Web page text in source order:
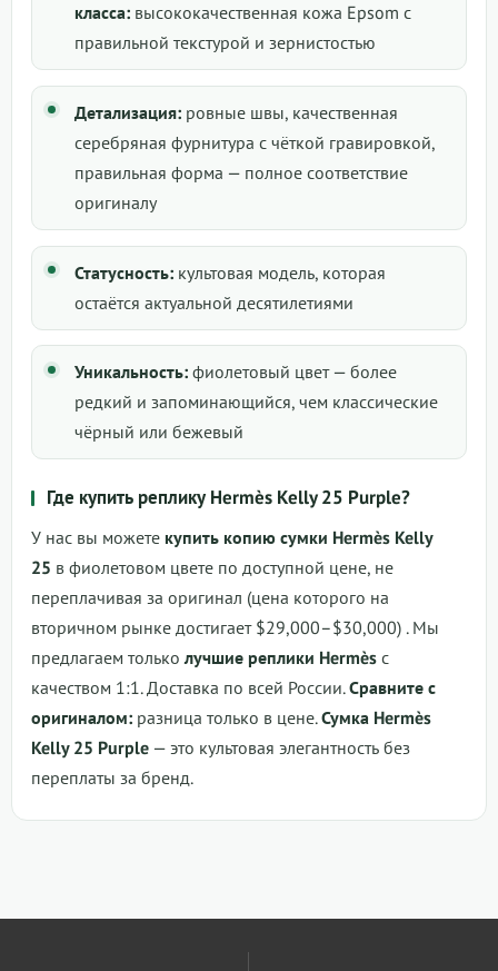
класса: высококачественная кожа Epsom с
правильной текстурой и зернистостью
Детализация: ровные швы, качественная
серебряная фурнитура с чёткой гравировкой,
правильная форма — полное соответствие
оригиналу
Статусность: культовая модель, которая
остаётся актуальной десятилетиями
Уникальность: фиолетовый цвет — более
редкий и запоминающийся, чем классические
чёрный или бежевый
Где купить реплику Hermès Kelly 25 Purple?
У нас вы можете купить копию сумки Hermès Kelly
25 в фиолетовом цвете по доступной цене, не
переплачивая за оригинал (цена которого на
вторичном рынке достигает $29,000–$30,000) . Мы
предлагаем тольколучшие реплики Hermès с
качеством 1:1. Доставка по всей России.Сравните с
оригиналом: разница только в цене.Сумка Hermès
Kelly 25 Purple — это культовая элегантность без
переплаты за бренд.